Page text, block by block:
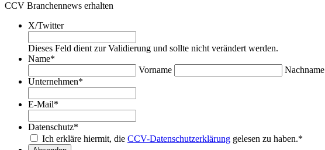
CCV Branchennews erhalten
X/Twitter
Dieses Feld dient zur Validierung und sollte nicht verändert werden.
Name*
Vorname
Nachname
Unternehmen*
E-Mail*
Datenschutz*
Ich erkläre hiermit, die CCV-Datenschutzerklärung gelesen zu haben.*